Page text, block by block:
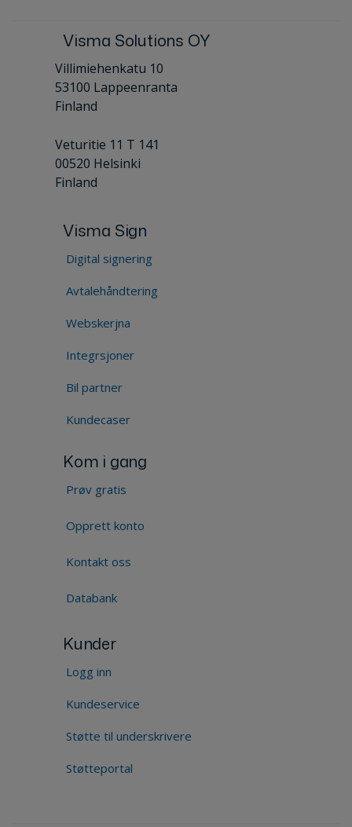
Visma Solutions OY
Villimiehenkatu 10
53100 Lappeenranta
Finland
Veturitie 11 T 141
00520 Helsinki
Finland
Visma Sign
Digital signering
Avtalehåndtering
Webskerjna
Integrsjoner
Bil partner
Kundecaser
Kom i gang
Prøv gratis
Opprett konto
Kontakt oss
Databank
Kunder
Logg inn
Kundeservice
Støtte til underskrivere
Støtteportal